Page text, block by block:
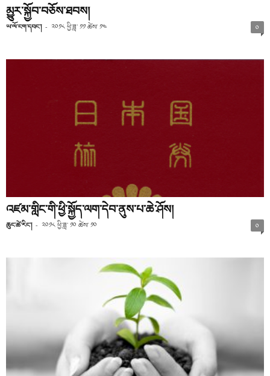
མྱུར་སྐྱོབ་བཅོས་ཐབས།
ཡ་ལོ་ངག་དབང་། - ༢༠༡༨ ཕྱི་ཟླ་ ༡༡ ཚེས་ ༡༤ ༠
འཛམ་གླིང་གི་ཕྱི་སྐྱོད་ལག་དེབ་ནུས་པ་ཆེ་ཤོས།
ཆུང་ཚེ་རིང་། - ༢༠༡༨ ཕྱི་ཟླ་ ༡༠ ཚེས་ ༡༠ ༠